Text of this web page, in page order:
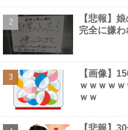
Powered by livedoor 相互RSS
【悲報】
完全に嫌
【画像】
ｗｗｗｗ
ｗｗ
【悲報】